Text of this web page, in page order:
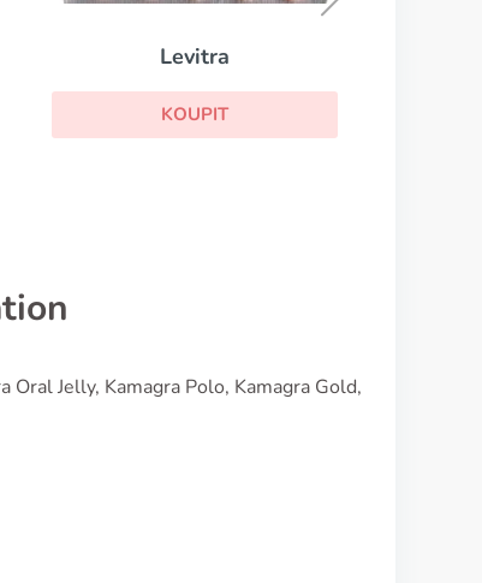
KOUPIT
Jelly, Kamagra Polo, Kamagra Gold,